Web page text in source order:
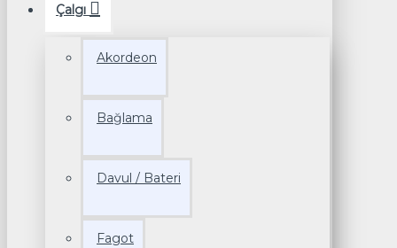
Çalgı
Akordeon
Bağlama
Davul / Bateri
Fagot